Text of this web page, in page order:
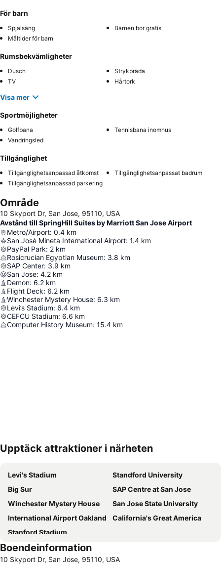
För barn
Spjälsäng
Barnen bor gratis
Måltider för barn
Rumsbekvämligheter
Dusch
Strykbräda
TV
Hårtork
Visa mer
Sportmöjligheter
Golfbana
Tennisbana inomhus
Vandringsled
Tillgänglighet
Tillgänglighetsanpassad åtkomst
Tillgänglighetsanpassat badrum
Tillgänglighetsanpassad parkering
Område
10 Skyport Dr, San Jose, 95110, USA
Avstånd till SpringHill Suites by Marriott San Jose Airport
Metro/Airport: 0.4 km
San José Mineta International Airport: 1.4 km
PayPal Park: 2 km
Rosicrucian Egyptian Museum: 3.8 km
SAP Center: 3.9 km
San Jose: 4.2 km
Demon: 6.2 km
Flight Deck: 6.2 km
Winchester Mystery House: 6.3 km
Levi’s Stadium: 6.4 km
CEFCU Stadium: 6.6 km
Computer History Museum: 15.4 km
Förstora kartan
Upptäck attraktioner i närheten
Levi's Stadium
Standford University
Big Sur
SAP Centre at San Jose
Winchester Mystery House
San Jose State University
International Airport Oakland
California's Great America
Stanford Stadium
Boendeinformation
10 Skyport Dr, San Jose, 95110, USA